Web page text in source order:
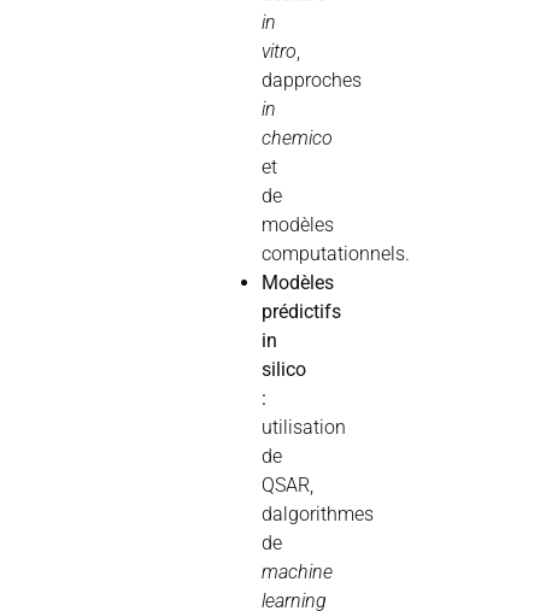
in
vitro
dapproches
in
chemico
et
de
modèles
computationnels.
Modèles
prédictifs
in
silico
:
utilisation
de
QSAR,
dalgorithmes
de
machine
learning